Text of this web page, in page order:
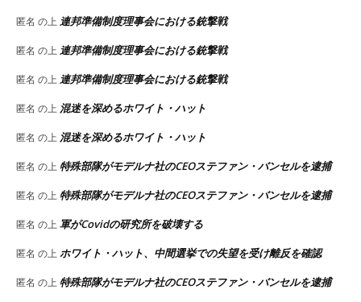
匿名 の上 連邦準備制度理事会における銃撃戦
匿名 の上 連邦準備制度理事会における銃撃戦
匿名 の上 連邦準備制度理事会における銃撃戦
匿名 の上 混迷を深めるホワイト・ハット
匿名 の上 混迷を深めるホワイト・ハット
匿名 の上 特殊部隊がモデルナ社のCEOステファン・バンセルを逮捕
匿名 の上 特殊部隊がモデルナ社のCEOステファン・バンセルを逮捕
匿名 の上 軍がCovidの研究所を破壊する
匿名 の上 ホワイト・ハット、中間選挙での失望を受け離反を確認
匿名 の上 特殊部隊がモデルナ社のCEOステファン・バンセルを逮捕